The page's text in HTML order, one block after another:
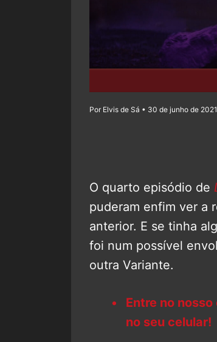
Por Elvis de Sá • 30 de junho de
O quarto episódio de
puderam enfim ver a
anterior. E se tinha
foi num possível
outra Variante.
Entre no
no seu celular!